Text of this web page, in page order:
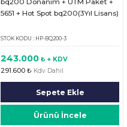
5651 + Hot Spot bq200(3Yıl Lisans)
STOK KODU : HP-BQ200-3
243.000 ₺ + KDV
291.600 ₺ Kdv Dahil
Sepete Ekle
Ürünü İncele